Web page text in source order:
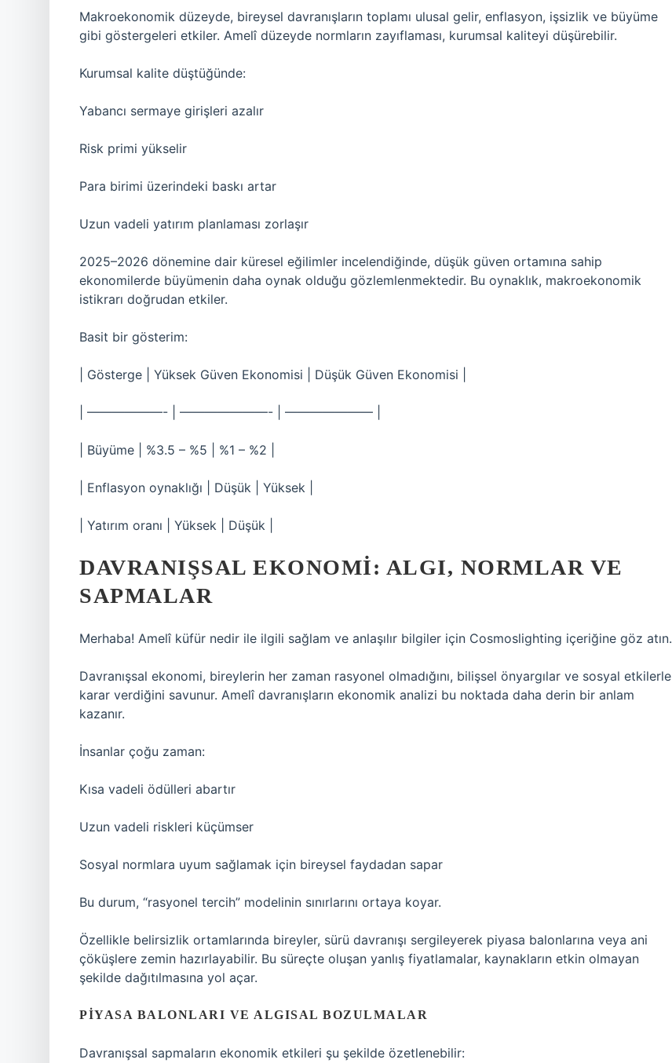
Makroekonomik düzeyde, bireysel davranışların toplamı ulusal gelir, enflasyon, işsizlik ve büyüme
gibi göstergeleri etkiler. Amelî düzeyde normların zayıflaması, kurumsal kaliteyi düşürebilir.
Kurumsal kalite düştüğünde:
Yabancı sermaye girişleri azalır
Risk primi yükselir
Para birimi üzerindeki baskı artar
Uzun vadeli yatırım planlaması zorlaşır
2025–2026 dönemine dair küresel eğilimler incelendiğinde, düşük güven ortamına sahip
ekonomilerde büyümenin daha oynak olduğu gözlemlenmektedir. Bu oynaklık, makroekonomik
istikrarı doğrudan etkiler.
Basit bir gösterim:
| Gösterge | Yüksek Güven Ekonomisi | Düşük Güven Ekonomisi |
| ——————- | ———————- | ——————— |
| Büyüme | %3.5 – %5 | %1 – %2 |
| Enflasyon oynaklığı | Düşük | Yüksek |
| Yatırım oranı | Yüksek | Düşük |
DAVRANIŞSAL EKONOMI: ALGI, NORMLAR VE
SAPMALAR
Merhaba! Amelî küfür nedir ile ilgili sağlam ve anlaşılır bilgiler için Cosmoslighting içeriğine göz atın.
Davranışsal ekonomi, bireylerin her zaman rasyonel olmadığını, bilişsel önyargılar ve sosyal etkilerle
karar verdiğini savunur. Amelî davranışların ekonomik analizi bu noktada daha derin bir anlam
kazanır.
İnsanlar çoğu zaman:
Kısa vadeli ödülleri abartır
Uzun vadeli riskleri küçümser
Sosyal normlara uyum sağlamak için bireysel faydadan sapar
Bu durum, “rasyonel tercih” modelinin sınırlarını ortaya koyar.
Özellikle belirsizlik ortamlarında bireyler, sürü davranışı sergileyerek piyasa balonlarına veya ani
çöküşlere zemin hazırlayabilir. Bu süreçte oluşan yanlış fiyatlamalar, kaynakların etkin olmayan
şekilde dağıtılmasına yol açar.
PIYASA BALONLARI VE ALGISAL BOZULMALAR
Davranışsal sapmaların ekonomik etkileri şu şekilde özetlenebilir: